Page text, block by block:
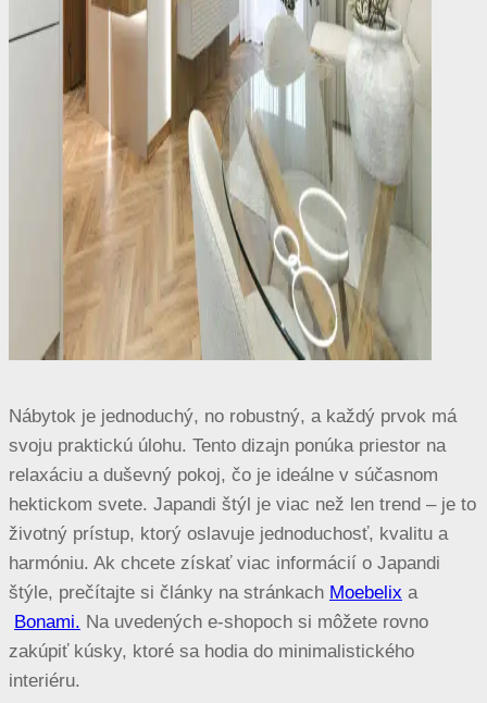
Nábytok je jednoduchý, no robustný, a každý prvok má
svoju praktickú úlohu. Tento dizajn ponúka priestor na
relaxáciu a duševný pokoj, čo je ideálne v súčasnom
hektickom svete. Japandi štýl je viac než len trend – je to
životný prístup, ktorý oslavuje jednoduchosť, kvalitu a
harmóniu. Ak chcete získať viac informácií o Japandi
štýle, prečítajte si články na stránkach Moebelix a
Bonami. Na uvedených e-shopoch si môžete rovno
zakúpiť kúsky, ktoré sa hodia do minimalistického
interiéru.